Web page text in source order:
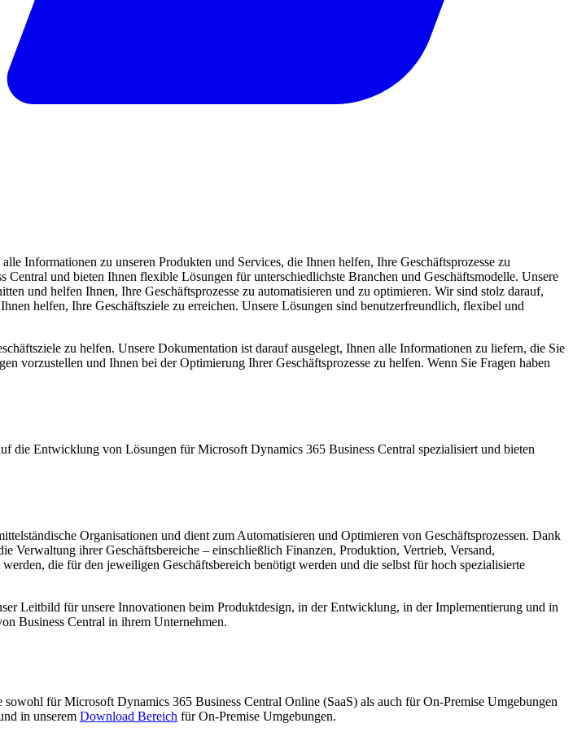
Informationen zu unseren Produkten und Services, die Ihnen helfen, Ihre Geschäftsprozesse zu
und bieten Ihnen flexible Lösungen für unterschiedlichste Branchen und Geschäftsmodelle. Unsere
und helfen Ihnen, Ihre Geschäftsprozesse zu automatisieren und zu optimieren. Wir sind stolz darauf,
helfen, Ihre Geschäftsziele zu erreichen. Unsere Lösungen sind benutzerfreundlich, flexibel und
zu helfen. Unsere Dokumentation ist darauf ausgelegt, Ihnen alle Informationen zu liefern, die Sie
vorzustellen und Ihnen bei der Optimierung Ihrer Geschäftsprozesse zu helfen. Wenn Sie Fragen haben
die Entwicklung von Lösungen für Microsoft Dynamics 365 Business Central spezialisiert und bieten
Organisationen und dient zum Automatisieren und Optimieren von Geschäftsprozessen. Dank
Verwaltung ihrer Geschäftsbereiche – einschließlich Finanzen, Produktion, Vertrieb, Versand,
die für den jeweiligen Geschäftsbereich benötigt werden und die selbst für hoch spezialisierte
Leitbild für unsere Innovationen beim Produktdesign, in der Entwicklung, in der Implementierung und in
Business Central in ihrem Unternehmen.
für Microsoft Dynamics 365 Business Central Online (SaaS) als auch für On-Premise Umgebungen
in unserem Download Bereich für On-Premise Umgebungen.